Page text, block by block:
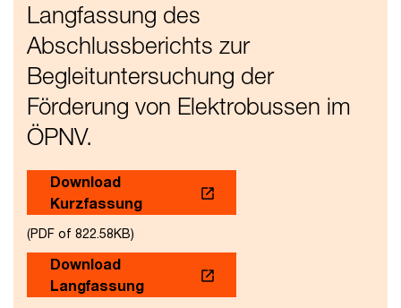
Langfassung des
Abschlussberichts zur
Begleituntersuchung der
Förderung von Elektrobussen im
ÖPNV.
Download
Kurzfassung
(PDF of 822.58KB)
Download
Langfassung